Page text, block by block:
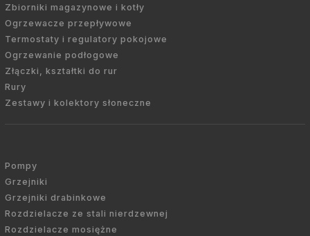
Zbiorniki magazynowe i kotły
Ogrzewacze przepływowe
Termostaty i regulatory pokojowe
Ogrzewanie podłogowe
Złączki, kształtki do rur
Rury
Zestawy i kolektory słoneczne
Pompy
Grzejniki
Grzejniki drabinkowe
Rozdzielacze ze stali nierdzewnej
Rozdzielacze mosiężne